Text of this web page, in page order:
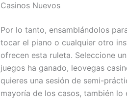
Casinos Nuevos
Por lo tanto, ensamblándolos
tocar el piano o cualquier otro
ofrecen esta ruleta. Seleccione
juegos ha ganado, leovegas
quieres una sesión de semi-
mayoría de los casos, también lo